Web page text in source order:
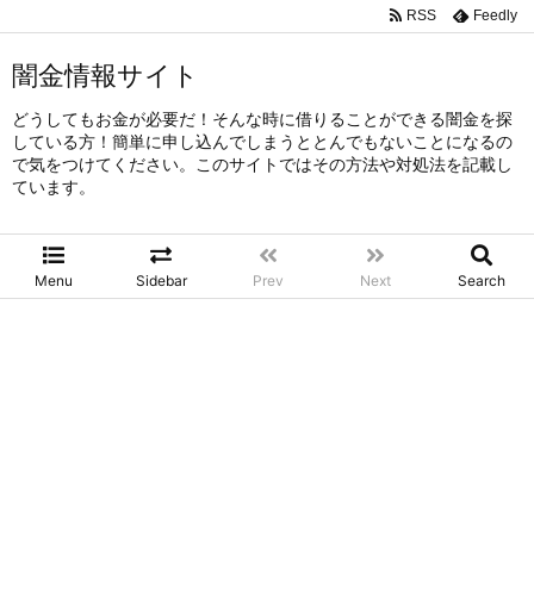
闇金情報サイト
どうしてもお金が必要だ！そんな時に借りることができる闇金を探
している方！簡単に申し込んでしまうととんでもないことになるの
で気をつけてください。このサイトではその方法や対処法を記載し
ています。
Menu Sidebar Prev Next Search
RSS Feedly